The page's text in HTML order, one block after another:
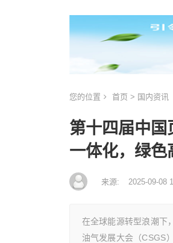
您的位置 首页 > 国内资讯
第十四届中国
一体化，绿色
来源: 2025-09-08
在全球能源转型浪潮下
油气发展大会（CSGS